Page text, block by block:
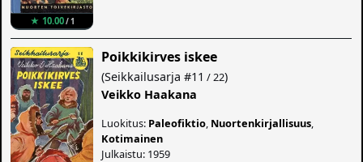
★ 10.00/ 1
Poikkikirves iskee
(Seikkailusarja #11 / 22)
Veikko Haakana
Luokitus: Paleofiktio Nuortenkirjallisuus
Kotimainen
Julkaistu: 1959